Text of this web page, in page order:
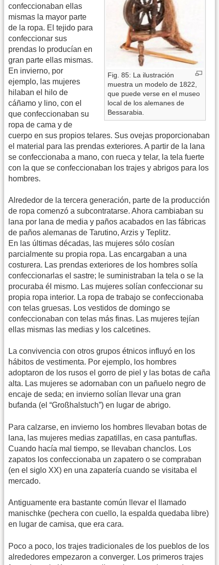
Fig. 85: La ilustración
muestra un modelo de 1822,
que puede verse en el museo
local de los alemanes de
Bessarabia.
confeccionaban ellas
mismas la mayor parte
de la ropa. El tejido para
confeccionar sus
prendas lo producían en
gran parte ellas mismas.
En invierno, por
ejemplo, las mujeres
hilaban el hilo de
cáñamo y lino, con el
que confeccionaban su
ropa de cama y de
cuerpo en sus propios telares. Sus ovejas proporcionaban
el material para las prendas exteriores. A partir de la lana
se confeccionaba a mano, con rueca y telar, la tela fuerte
con la que se confeccionaban los trajes y abrigos para los
hombres.
Alrededor de la tercera generación, parte de la producción
de ropa comenzó a subcontratarse. Ahora cambiaban su
lana por lana de media y paños acabados en las fábricas
de paños alemanas de Tarutino, Arzis y Teplitz.
En las últimas décadas, las mujeres sólo cosían
parcialmente su propia ropa. Las encargaban a una
costurera. Las prendas exteriores de los hombres solía
confeccionarlas el sastre; le suministraban la tela o se la
procuraba él mismo. Las mujeres solían confeccionar su
propia ropa interior. La ropa de trabajo se confeccionaba
con telas gruesas. Los vestidos de domingo se
confeccionaban con telas más finas. Las mujeres tejían
ellas mismas las medias y los calcetines.
La convivencia con otros grupos étnicos influyó en los
hábitos de vestimenta. Por ejemplo, los hombres
adoptaron de los rusos el gorro de piel y las botas de caña
alta. Las mujeres se adornaban con un pañuelo negro de
encaje de seda; en invierno solían llevar una gran
bufanda (el “Großhalstuch”) en lugar de abrigo.
Para calzarse, en invierno los hombres llevaban botas de
lana, las mujeres medias zapatillas, en casa pantuflas.
Cuando hacía mal tiempo, se llevaban chanclos. Los
zapatos los confeccionaba un zapatero o se compraban
(en el siglo XX) en una zapatería cuando se visitaba el
mercado.
Antiguamente era bastante común llevar el llamado
manischke (pechera con cuello, la espalda quedaba libre)
en lugar de camisa, que era cara.
Poco a poco, los trajes tradicionales de los pueblos de los
alrededores empezaron a converger. Los primeros trajes